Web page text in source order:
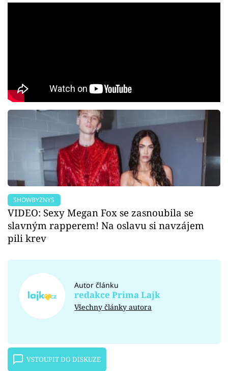
SHOWBYZNYS
VIDEO: Sexy Megan Fox se zasnoubila se
slavným rapperem! Na oslavu si navzájem
pili krev
Autor článku
redakce Prima Lajk
Všechny články autora
VSTOUPIT DO DISKUZE